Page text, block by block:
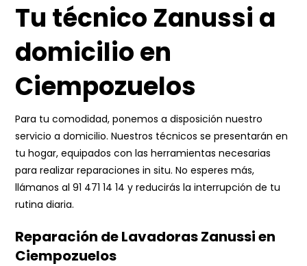
Tu técnico Zanussi a
domicilio en
Ciempozuelos
Para tu comodidad, ponemos a disposición nuestro
servicio a domicilio. Nuestros técnicos se presentarán en
tu hogar, equipados con las herramientas necesarias
para realizar reparaciones in situ. No esperes más,
llámanos al91 471 14 14 y reducirás la interrupción de tu
rutina diaria.
Reparación de Lavadoras Zanussi en
Ciempozuelos